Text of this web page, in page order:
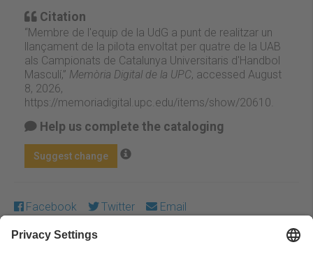
Citation
“Membre de l'equip de la UdG a punt de realitzar un
llançament de la pilota envoltat per quatre de la UAB
als Campionats de Catalunya Universitaris d'Handbol
Masculí ,” Memòria Digital de la UPC, accessed August
8, 2026,
https://memoriadigital.upc.edu/items/show/20610
Help us complete the cataloging
Suggest change
Facebook Twitter Email